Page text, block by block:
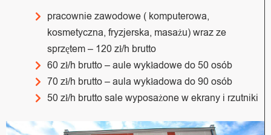
pracownie zawodowe ( komputerowa,
kosmetyczna, fryzjerska, masażu) wraz ze
sprzętem – 120 zł/h brutto
60 zł/h brutto – aule wykładowe do 50 osób
70 zł/h brutto – aula wykładowa do 90 osób
50 zł/h brutto sale wyposażone w ekrany i rzutniki